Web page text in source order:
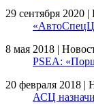
29 сентября 2020
8 мая 2018 |
PSEA:
20 февраля 2018 |
АСЦ